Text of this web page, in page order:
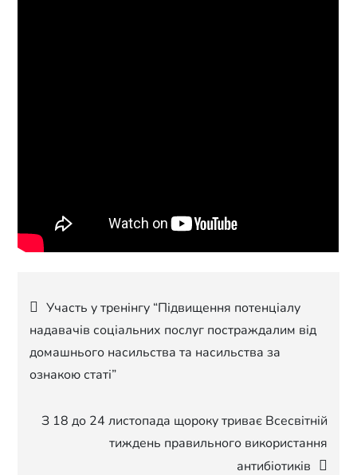
Навігація
записів
Участь у тренінгу “Підвищення потенціалу
надавачів соціальних послуг постраждалим від
домашнього насильства та насильства за
ознакою статі”
З 18 до 24 листопада щороку триває Всесвітній
тиждень правильного використання
антибіотиків